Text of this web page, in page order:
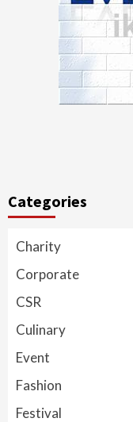
Categories
Charity
Corporate
CSR
Culinary
Event
Fashion
Festival